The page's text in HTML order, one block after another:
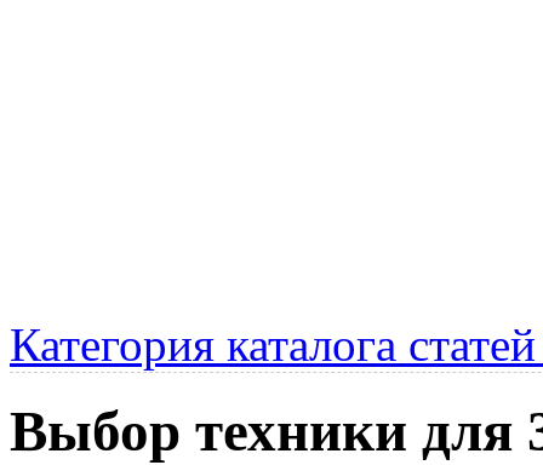
Категория каталога
Выбор техники для